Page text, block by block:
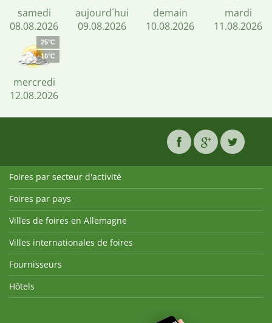
samedi
08.08.2026
aujourd´hui
09.08.2026
demain
10.08.2026
mardi
11.08.2026
25°C
10°C
mercredi
12.08.2026
Foires par secteur d'activité
Foires par pays
Villes de foires en Allemagne
Villes internationales de foires
Fournisseurs
Hôtels